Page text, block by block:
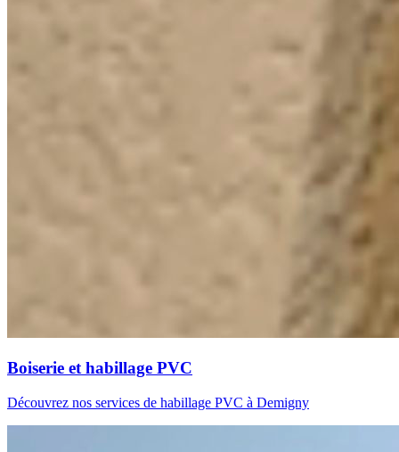
Boiserie et habillage PVC
Découvrez nos services de habillage PVC à Demigny